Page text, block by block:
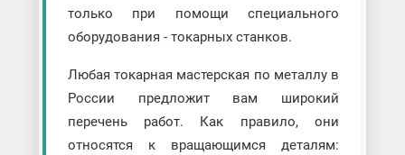
только при помощи специального
оборудования - токарных станков.
Любая токарная мастерская по металлу в
России предложит вам широкий
перечень работ. Как правило, они
относятся к вращающимся деталям: